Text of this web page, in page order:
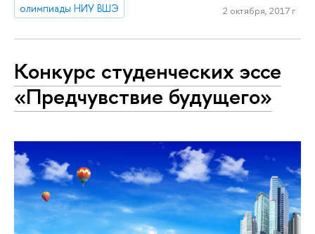
олимпиады НИУ ВШЭ 2 октября, 2017 г.
Конкурс студенческих эссе
«Предчувствие будущего»